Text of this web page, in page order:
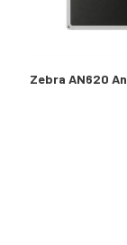
Zebra AN620